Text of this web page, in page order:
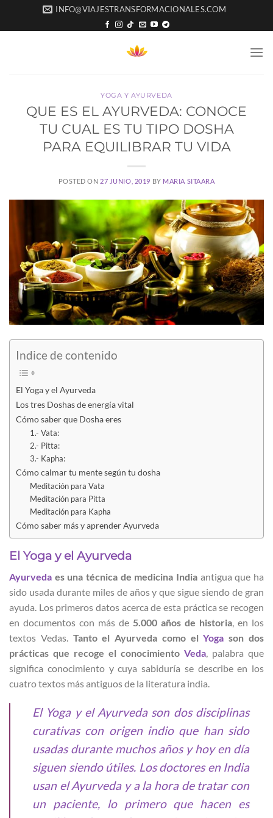
INFO@VIAJESTRANSFORMACIONALES.COM
YOGA Y AYURVEDA
QUE ES EL AYURVEDA: CONOCE
TU CUAL ES TU TIPO DOSHA
PARA EQUILIBRAR TU VIDA
POSTED ON 27 JUNIO, 2019 BY MARIA SITAARA
Indice de contenido
El Yoga y el Ayurveda
Los tres Doshas de energía vital
Cómo saber que Dosha eres
1.- Vata:
2.- Pitta:
3.- Kapha:
Cómo calmar tu mente según tu dosha
Meditación para Vata
Meditación para Pitta
Meditación para Kapha
Cómo saber más y aprender Ayurveda
El Yoga y el Ayurveda
Ayurveda es una técnica de medicina India antigua que ha
sido usada durante miles de años y que sigue siendo de gran
ayuda. Los primeros datos acerca de esta práctica se recogen
en documentos con más de 5.000 años de historia , en los
textos Vedas. Tanto el Ayurveda como elYoga son dos
prácticas que recoge el conocimiento Veda , palabra que
significa conocimiento y cuya sabiduría se describe en los
cuatro textos más antiguos de la literatura india.
El Yoga y el Ayurveda son dos disciplinas
curativas con origen indio que han sido
usadas durante muchos años y hoy en día
siguen siendo útiles. Los doctores en India
usan el Ayurveda y a la hora de tratar con
un paciente, lo primero que hacen es